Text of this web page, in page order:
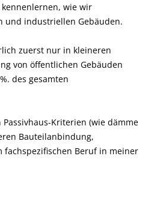
wie wir
und industriellen Gebäuden.
zuerst nur in kleineren
von öffentlichen Gebäuden
des gesamten
Kriterien (wie dämme
Bauteilanbindung,
fachspezifischen Beruf in meiner